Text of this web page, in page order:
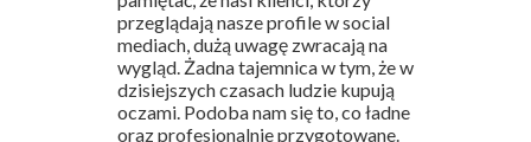
przeglądają nasze profile w social
mediach, dużą uwagę zwracają na
wygląd. Żadna tajemnica w tym, że w
dzisiejszych czasach ludzie kupują
oczami. Podoba nam się to, co ładne
oraz profesjonalnie przygotowane.